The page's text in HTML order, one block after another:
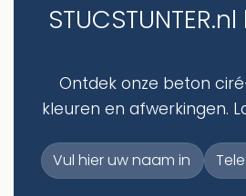
Ontdek onze beton
kleuren en afwerkingen.